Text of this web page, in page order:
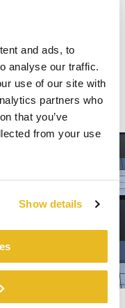
and ads, to
analyse our traffic.
use of our site with
partners who
that you’ve
from your use
Show details